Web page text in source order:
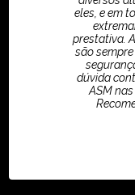
eles, e em
prestativa.
são
dúvida
ASM